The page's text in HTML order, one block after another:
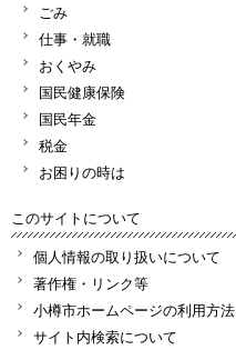
ごみ
仕事・就職
おくやみ
国民健康保険
国民年金
税金
お困りの時は
このサイトについて
個人情報の取り扱いについて
著作権・リンク等
小樽市ホームページの利用方法
サイト内検索について